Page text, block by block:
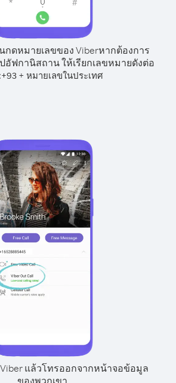
ดหมายเลขของ Viberหากต้องการ
อัฟกานิสถาน ให้เรียกเลขหมายดังต่อ
+93 + หมายเลขในประเทศ
แล้วโทรออกจากหน้าจอข้อมูล
ของพวกเขา